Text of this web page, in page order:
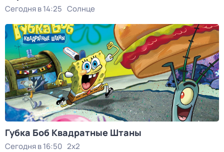
Сегодня в 14:25 Солнце
Губка Боб Квадратные Штаны
Сегодня в 16:50 2x2